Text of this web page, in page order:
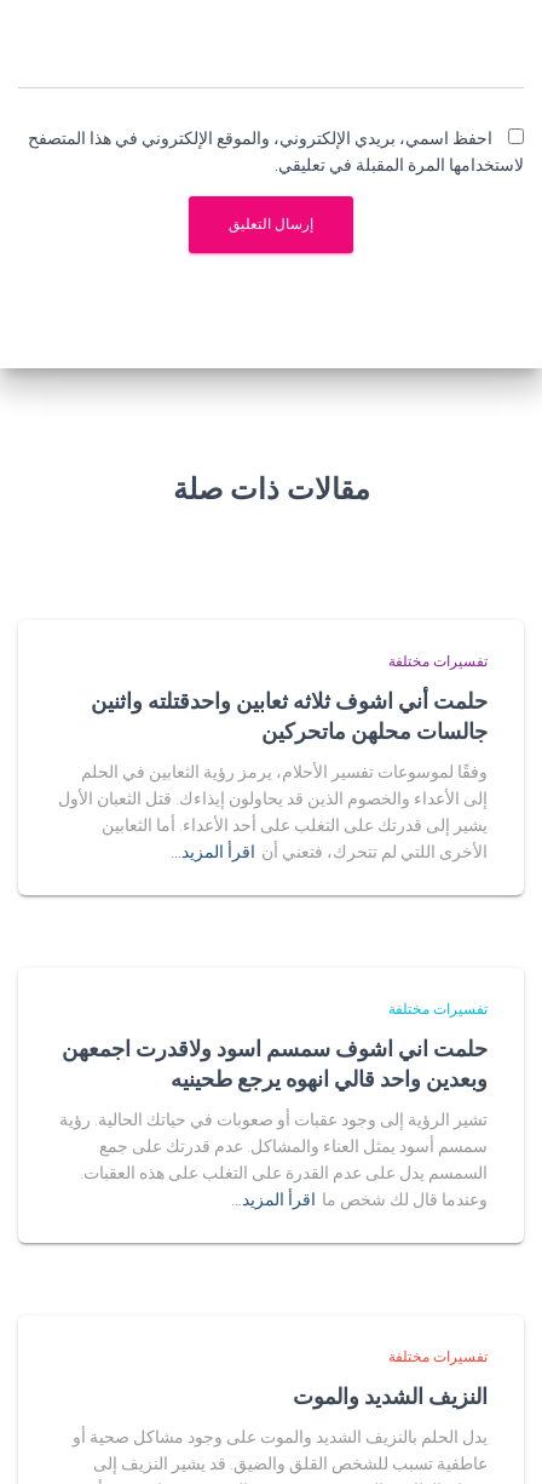
احفظ اسمي، بريدي الإلكتروني، والموقع الإلكتروني في هذا المتصفح
لاستخدامها المرة المقبلة في تعليقي.
مقالات ذات صلة
تفسيرات مختلفة
حلمت أني اشوف ثلاثه ثعابين واحدقتلته واثنين
جالسات محلهن ماتحركين
وفقًا لموسوعات تفسير الأحلام، يرمز رؤية الثعابين في الحلم
إلى الأعداء والخصوم الذين قد يحاولون إيذاءك. قتل الثعبان الأول
يشير إلى قدرتك على التغلب على أحد الأعداء. أما الثعابين
الأخرى اللتي لم تتحرك، فتعني أن اقرأ المزيد…
تفسيرات مختلفة
حلمت اني اشوف سمسم اسود ولاقدرت اجمعهن
وبعدين واحد قالي انهوه يرجع طحينيه
تشير الرؤية إلى وجود عقبات أو صعوبات في حياتك الحالية. رؤية
سمسم أسود يمثل العناء والمشاكل. عدم قدرتك على جمع
السمسم يدل على عدم القدرة على التغلب على هذه العقبات.
وعندما قال لك شخص ما اقرأ المزيد…
تفسيرات مختلفة
النزيف الشديد والموت
يدل الحلم بالنزيف الشديد والموت على وجود مشاكل صحية أو
عاطفية تسبب للشخص القلق والضيق. قد يشير النزيف إلى